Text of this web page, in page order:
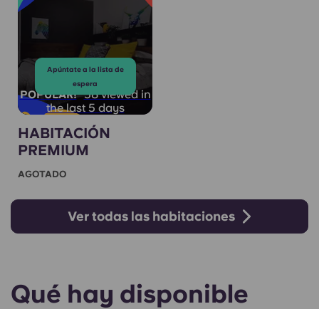
POPULAR! 58 viewed in
the last 5 days
Apúntate a la lista de
espera
HABITACIÓN
PREMIUM
AGOTADO
Ver todas las habitaciones
Qué hay disponible